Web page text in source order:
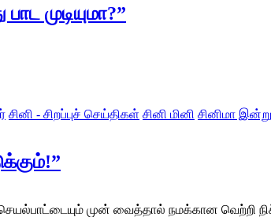
முடியுமா?”
சினி - சிறப்புச் செய்திகள் சினி மினி சினிமா இன்று
முன் வைத்தால் நமக்கான வெற்றி